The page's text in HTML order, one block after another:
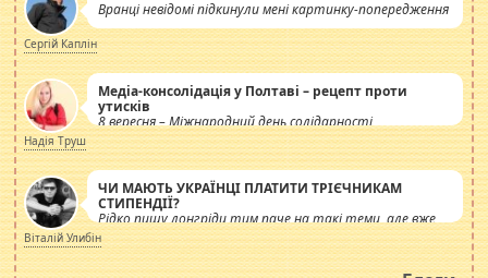
Вранці невідомі підкинули мені картинку-попередження
Сергій Каплін
Медіа-консолідація у Полтаві – рецепт проти
утисків
8 вересня – Міжнародний день солідарності
журналістів.
Надія Труш
ЧИ МАЮТЬ УКРАЇНЦІ ПЛАТИТИ ТРІЄЧНИКАМ
СТИПЕНДІЇ?
Рідко пишу лонгріди тим паче на такі теми, але вже
просто дістало! Обурюють сьогоднішні інсенуації
навколо стипендіального питання. Штучно
роздувається ще одна соціальна катастрофа.
Віталій Улибін